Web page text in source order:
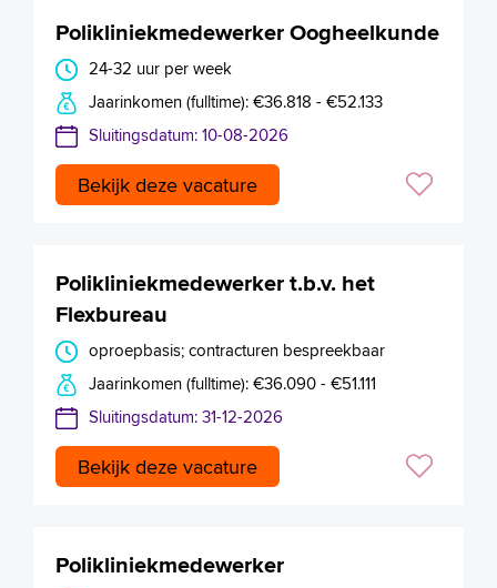
Polikliniekmedewerker Oogheelkunde
24-32 uur per week
Jaarinkomen (fulltime): €36.818 - €52.133
Sluitingsdatum: 10-08-2026
Bekijk deze vacature
Polikliniekmedewerker t.b.v. het
Flexbureau
oproepbasis; contracturen bespreekbaar
Jaarinkomen (fulltime): €36.090 - €51.111
Sluitingsdatum: 31-12-2026
Bekijk deze vacature
Polikliniekmedewerker